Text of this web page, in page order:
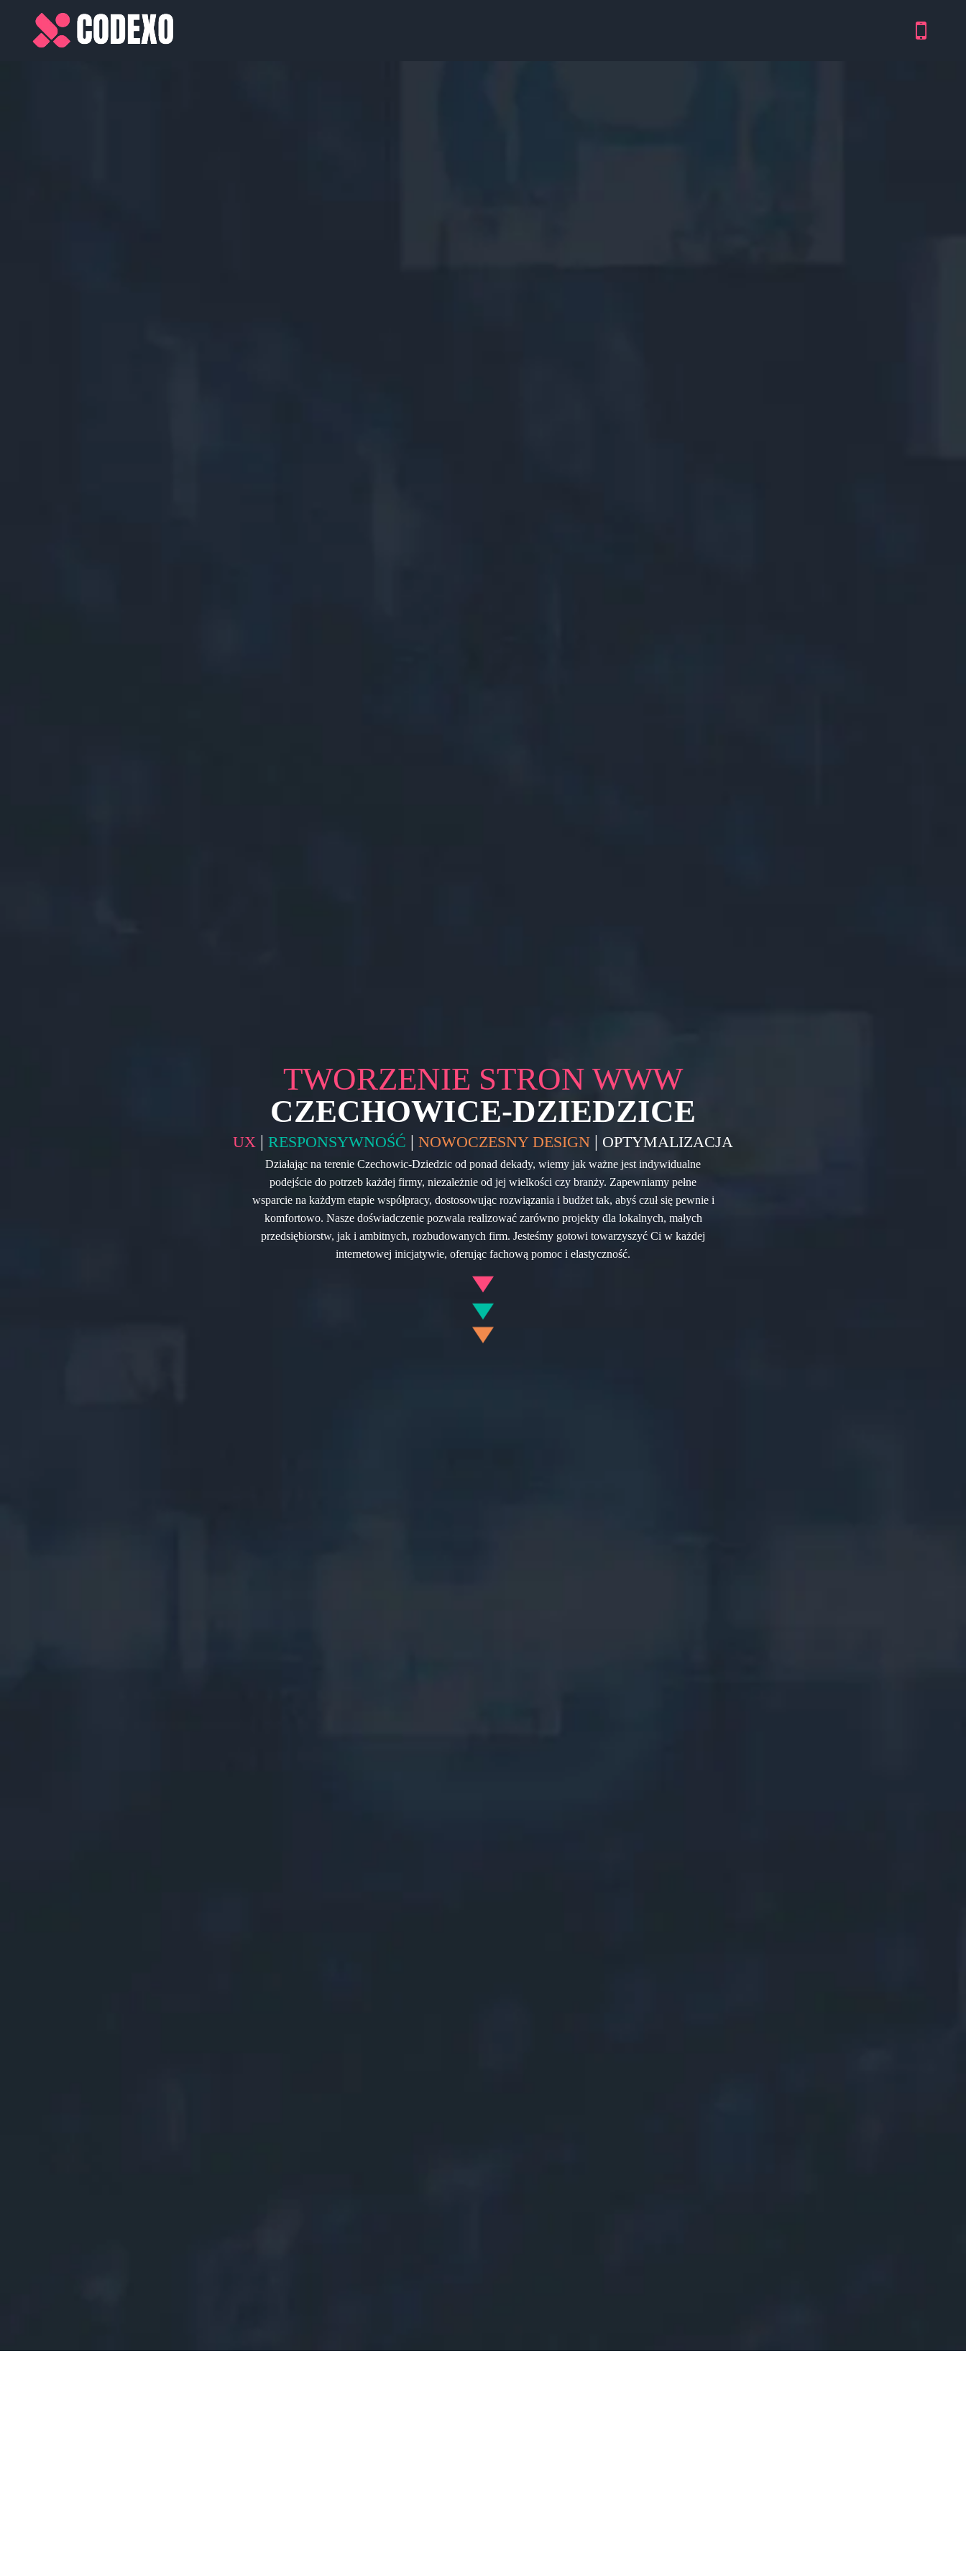
TWORZENIE STRON WWW
CZECHOWICE-DZIEDZICE
UX | RESPONSYWNOŚĆ | NOWOCZESNY DESIGN | OPTYMALIZACJA
Działając na terenie Czechowic-Dziedzic od ponad dekady, wiemy jak ważne jest indywidualne
podejście do potrzeb każdej firmy, niezależnie od jej wielkości czy branży. Zapewniamy pełne
wsparcie na każdym etapie współpracy, dostosowując rozwiązania i budżet tak, abyś czuł się pewnie i
komfortowo. Nasze doświadczenie pozwala realizować zarówno projekty dla lokalnych, małych
przedsiębiorstw, jak i ambitnych, rozbudowanych firm. Jesteśmy gotowi towarzyszyć Ci w każdej
internetowej inicjatywie, oferując fachową pomoc i elastyczność.